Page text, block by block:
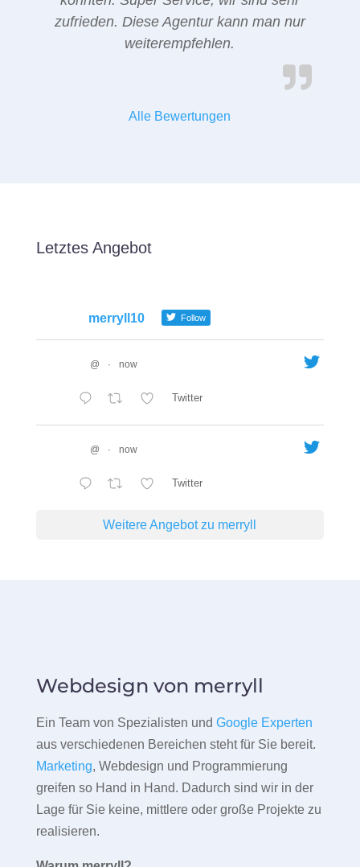
zufrieden. Diese Agentur kann man nur
weiterempfehlen.
Alle Bewertungen
Letztes Angebot
merryll10 Follow
@ · now
Twitter
@ · now
Twitter
Weitere Angebot zu merryll
Webdesign von merryll
Ein Team von Spezialisten und Google Experten
aus verschiedenen Bereichen steht für Sie bereit.
Marketing, Webdesign und Programmierung
greifen so Hand in Hand. Dadurch sind wir in der
Lage für Sie keine, mittlere oder große Projekte zu
realisieren.